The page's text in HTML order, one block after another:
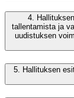
4.
tallentamista ja
uudistuksen
5. Hallituksen